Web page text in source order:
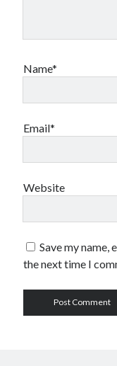
Name*
Email*
Website
Save my name,
the next time I